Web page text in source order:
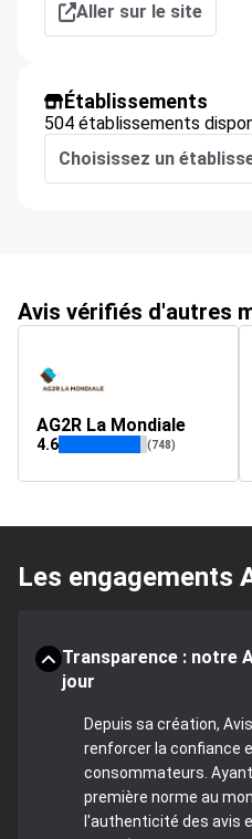
Aller sur le site
Établissements
504 établissements
Choisissez un
Avis vérifiés d'autres
AG2R La Mondiale
4.6 (748)
Les engagements
Transparence : notre
jour
Depuis sa création,
renforcer la confiance
consommateurs.
première norme au
l'authenticité des avis